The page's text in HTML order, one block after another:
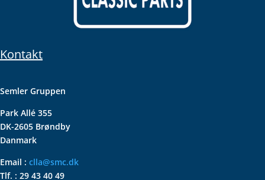
Kontakt
Semler Gruppen
Park Allé 355
DK-2605 Brøndby
Danmark
Email : clla@smc.dk
Tlf. : 29 43 40 49